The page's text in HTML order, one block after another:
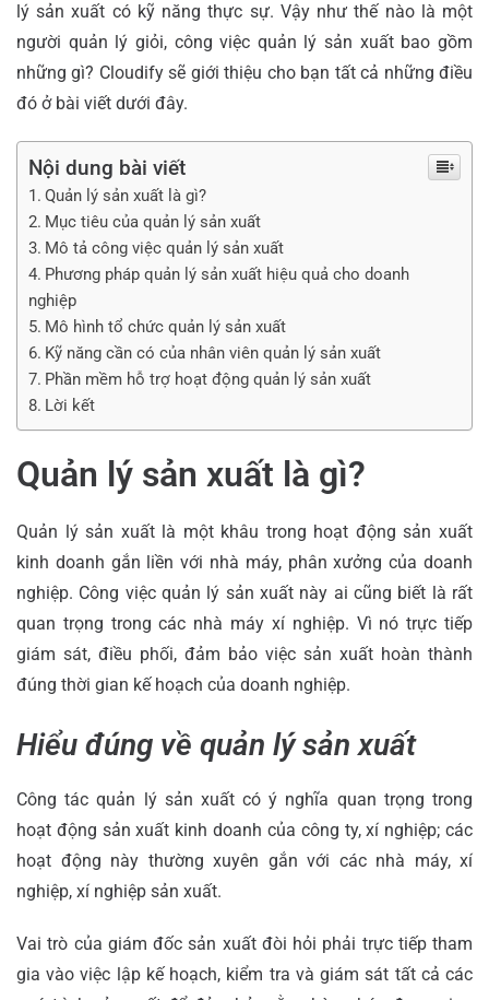
lý sản xuất có kỹ năng thực sự. Vậy như thế nào là một
người quản lý giỏi, công việc quản lý sản xuất bao gồm
những gì? Cloudify sẽ giới thiệu cho bạn tất cả những điều
đó ở bài viết dưới đây.
Nội dung bài viết
Quản lý sản xuất là gì?
Mục tiêu của quản lý sản xuất
Mô tả công việc quản lý sản xuất
Phương pháp quản lý sản xuất hiệu quả cho doanh
nghiệp
Mô hình tổ chức quản lý sản xuất
Kỹ năng cần có của nhân viên quản lý sản xuất
Phần mềm hỗ trợ hoạt động quản lý sản xuất
Lời kết
Quản lý sản xuất là gì?
Quản lý sản xuất là một khâu trong hoạt động sản xuất
kinh doanh gắn liền với nhà máy, phân xưởng của doanh
nghiệp. Công việc quản lý sản xuất này ai cũng biết là rất
quan trọng trong các nhà máy xí nghiệp. Vì nó trực tiếp
giám sát, điều phối, đảm bảo việc sản xuất hoàn thành
đúng thời gian kế hoạch của doanh nghiệp.
Hiểu đúng về quản lý sản xuất
Công tác quản lý sản xuất có ý nghĩa quan trọng trong
hoạt động sản xuất kinh doanh của công ty, xí nghiệp; các
hoạt động này thường xuyên gắn với các nhà máy, xí
nghiệp, xí nghiệp sản xuất.
Vai trò của giám đốc sản xuất đòi hỏi phải trực tiếp tham
gia vào việc lập kế hoạch, kiểm tra và giám sát tất cả các